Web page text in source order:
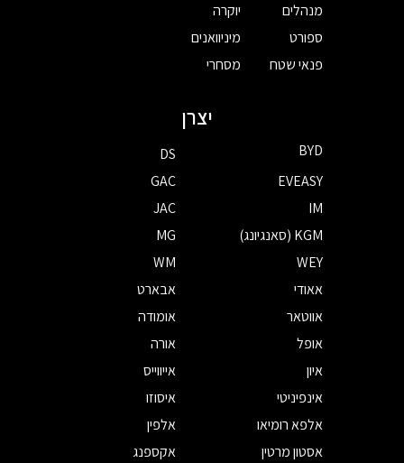
מנהלים
ספורט
פנאי שטח
יוקרה
מיניוואנים
מסחרי
יצרן
BYD
DS
EVEASY
GAC
IM
JAC
KGM (סאנגיונג)
MG
WEY
WM
אאודי
אבארט
אווטאר
אומודה
אופל
אורה
איון
אייווייס
אינפיניטי
איסוזו
אלפא רומיאו
אלפין
אסטון מרטין
אקספנג